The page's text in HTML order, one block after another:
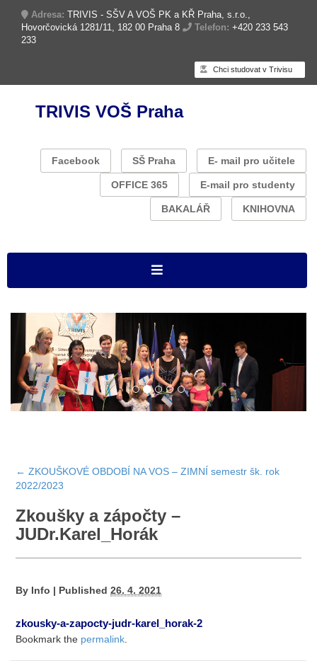
Adresa: TRIVIS - SŠV A VOŠ PK a KŘ Praha, s.r.o.,
Hovorčovická 1281/11, 182 00 Praha 8
Telefon: +420 233 543
233
Chci studovat v Trivisu
TRIVIS VOŠ Praha
Facebook SŠ Praha E- mail pro učitele
OFFICE 365 E-mail pro studenty
BAKALÁŘ KNIHOVNA
← ZKOUŠKOVÉ OBDOBÍ NA VOS – ZIMNÍ semestr šk. rok
2022/2023
Zkoušky a zápočty –
JUDr.Karel_Horák
By Info | Published 26. 4. 2021
zkousky-a-zapocty-judr-karel_horak-2
Bookmark the permalink